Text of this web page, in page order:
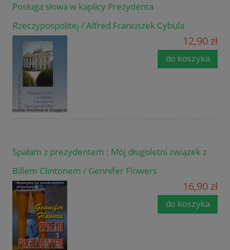
Posługa słowa w kaplicy Prezydenta
Rzeczypospolitej / Alfred Franciszek Cybula
12,90 zł
do koszyka
Spałam z prezydentem : Mój długoletni związek z
Billem Clintonem / Gennifer Flowers
16,90 zł
do koszyka